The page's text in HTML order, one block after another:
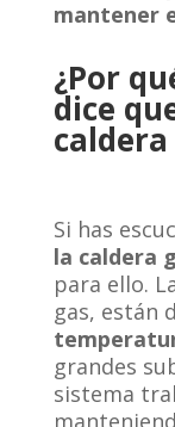
mantener
¿Por
dice
caldera
Si has
la caldera
para ello.
gas, están
grandes
sistema